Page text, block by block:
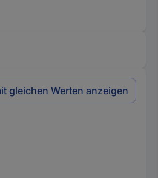
gleichen Werten anzeigen